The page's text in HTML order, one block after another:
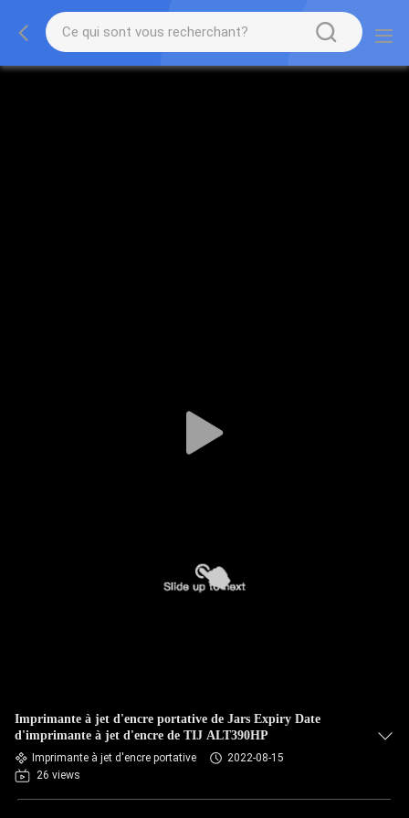
Imprimante à jet d'encre portative de Jars Expiry Date
d'imprimante à jet d'encre de TIJ ALT390HP
Imprimante à jet d'encre portative
2022-08-15
26 views